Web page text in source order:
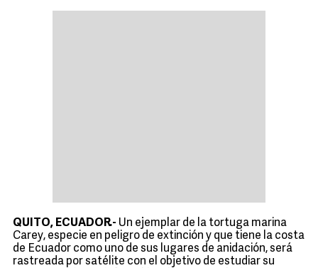
QUITO, ECUADOR.- Un ejemplar de la tortuga marina
Carey, especie en peligro de extinción y que tiene la costa
de Ecuador como uno de sus lugares de anidación, será
rastreada por satélite con el objetivo de estudiar su